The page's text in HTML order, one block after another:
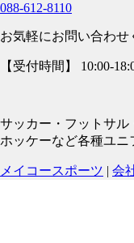
088-612-8110
お気軽にお問い合わせ
【受付時間】 10:00-
サッカー・フットサル
ホッケーなど各種ユ
メイコースポーツ | 会